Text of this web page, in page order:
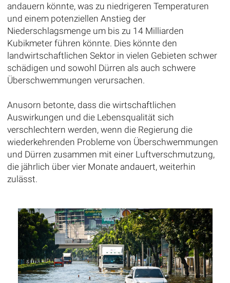
andauern könnte, was zu niedrigeren Temperaturen
und einem potenziellen Anstieg der
Niederschlagsmenge um bis zu 14 Milliarden
Kubikmeter führen könnte. Dies könnte den
landwirtschaftlichen Sektor in vielen Gebieten schwer
schädigen und sowohl Dürren als auch schwere
Überschwemmungen verursachen.
Anusorn betonte, dass die wirtschaftlichen
Auswirkungen und die Lebensqualität sich
verschlechtern werden, wenn die Regierung die
wiederkehrenden Probleme von Überschwemmungen
und Dürren zusammen mit einer Luftverschmutzung,
die jährlich über vier Monate andauert, weiterhin
zulässt.